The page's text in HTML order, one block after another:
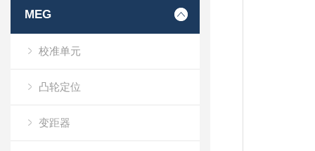
MEG
校准单元
凸轮定位
变距器